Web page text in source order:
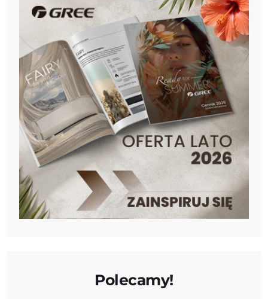
Polecamy!